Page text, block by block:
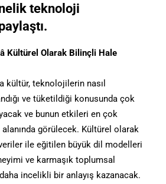
teknoloji
Kültürel Olarak Bilinçli Hale
kültür, teknolojilerin nasıl
ve tüketildiği konusunda çok
ve bunun etkileri en çok
görülecek. Kültürel olarak
ile eğitilen büyük dil modelleri
ve karmaşık toplumsal
incelikli bir anlayış kazanacak.